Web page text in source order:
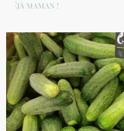
DÉJÀ MAMAN !